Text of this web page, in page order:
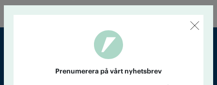
Prenumerera på vårt nyhetsbrev